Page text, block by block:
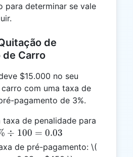
para determinar se vale
de
de Carro
$15.000 no seu
com uma taxa de
pagamento de 3%.
taxa de penalidade para
÷ 100 = 0.03
de pré-pagamento: \(